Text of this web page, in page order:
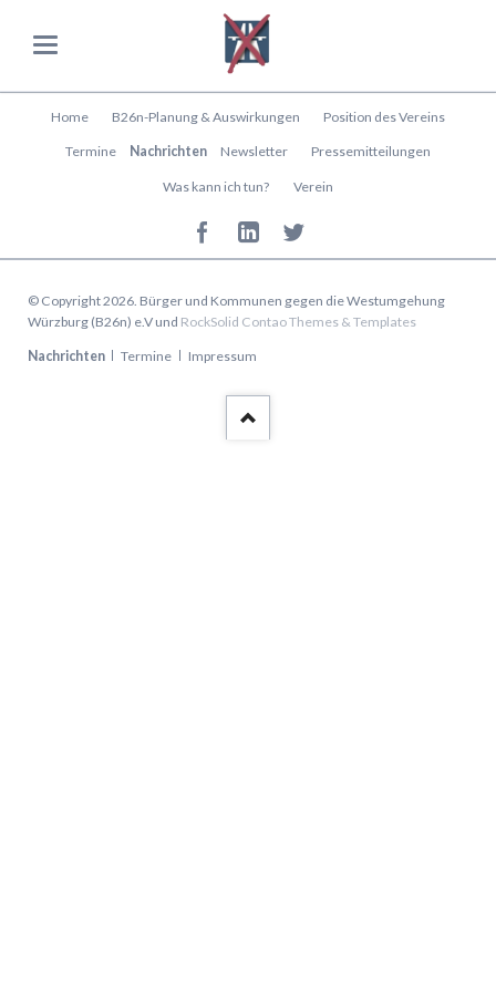
Navigation
Home B26n-Planung & Auswirkungen Position des Vereins
Termine Nachrichten Newsletter Pressemitteilungen
Was kann ich tun? Verein
© Copyright 2026. Bürger und Kommunen gegen die Westumgehung
Würzburg (B26n) e.V und RockSolid Contao Themes & Templates
Navigation
Nachrichten Termine Impressum